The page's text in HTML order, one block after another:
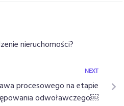
nieruchomości?
NEXT
procesowego na etapie
odwoławczego￼